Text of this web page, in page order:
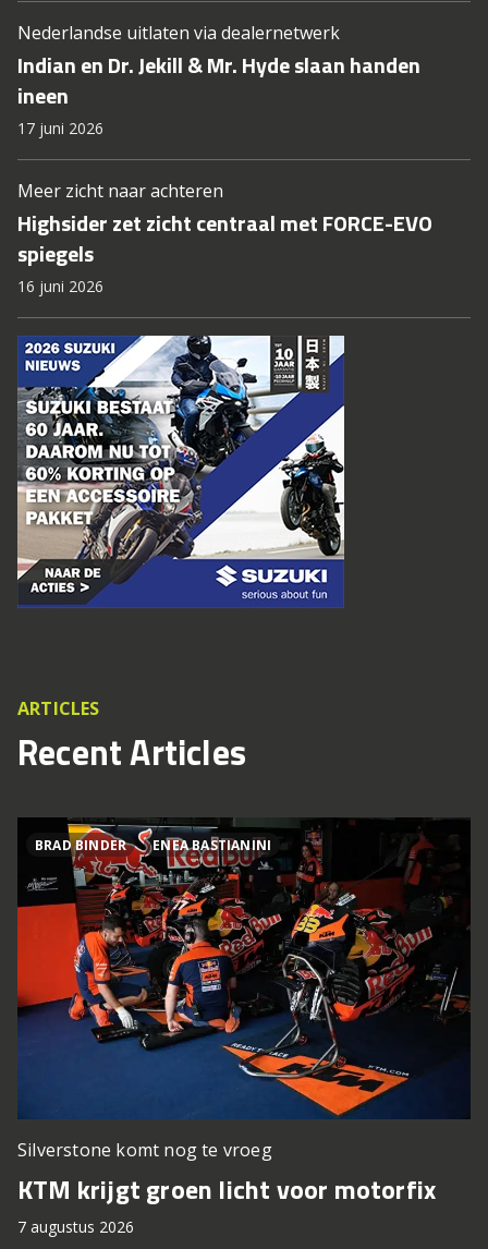
Nederlandse uitlaten via dealernetwerk
Indian en Dr. Jekill & Mr. Hyde slaan handen
ineen
17 juni 2026
Meer zicht naar achteren
Highsider zet zicht centraal met FORCE-EVO
spiegels
16 juni 2026
ARTICLES
Recent Articles
BRAD BINDER ENEA BASTIANINI
Silverstone komt nog te vroeg
KTM krijgt groen licht voor motorfix
7 augustus 2026